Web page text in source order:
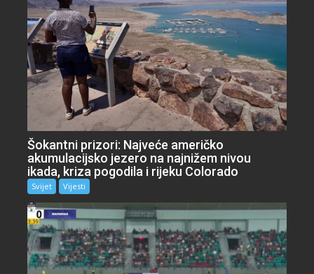
Šokantni prizori: Najveće američko
akumulacijsko jezero na najnižem nivou
ikada, kriza pogodila i rijeku Colorado
Svijet Vijesti